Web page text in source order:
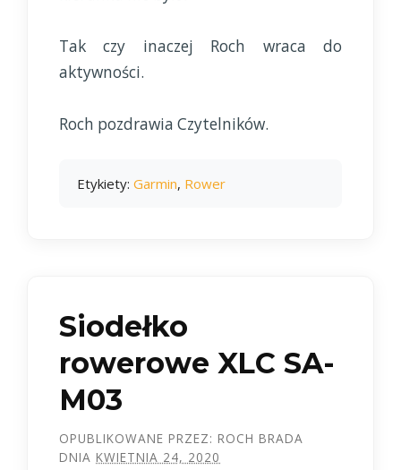
Tak czy inaczej Roch wraca do
aktywności.
Roch pozdrawia Czytelników.
Etykiety: Garmin, Rower
Siodełko
rowerowe XLC SA-
M03
OPUBLIKOWANE PRZEZ: ROCH BRADA
DNIA KWIETNIA 24, 2020